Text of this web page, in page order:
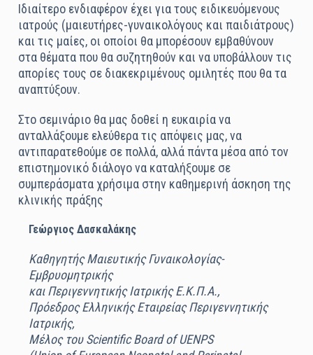
Ιδιαίτερο ενδιαφέρον έχει για τους ειδικευόμενους
ιατρούς (μαιευτήρες-γυναικολόγους και παιδιάτρους)
και τις μαίες, οι οποίοι θα μπορέσουν εμβαθύνουν
στα θέματα που θα συζητηθούν και να υποβάλλουν τις
απορίες τους σε διακεκριμένους ομιλητές που θα τα
αναπτύξουν.
Στο σεμινάριο θα μας δοθεί η ευκαιρία να
ανταλλάξουμε ελεύθερα τις απόψεις μας, να
αντιπαρατεθούμε σε πολλά, αλλά πάντα μέσα από τον
επιστημονικό διάλογο να καταλήξουμε σε
συμπεράσματα χρήσιμα στην καθημερινή άσκηση της
κλινικής πράξης
Γεώργιος Δασκαλάκης
Καθηγητής Μαιευτικής Γυναικολογίας-
Εμβρυομητρικής
και Περιγεννητικής Ιατρικής Ε.Κ.Π.Α.,
Πρόεδρος Ελληνικής Εταιρείας Περιγεννητικής
Ιατρικής,
Μέλος του Scientific Board of UENPS